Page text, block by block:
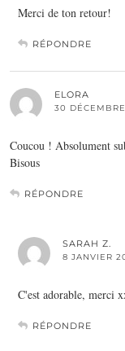
Merci de ton retour!
RÉPONDRE
ELORA
30
Coucou ! Absolument
Bisous
RÉPONDRE
SARAH Z.
8 JANVIER
C'est adorable, merci
RÉPONDRE